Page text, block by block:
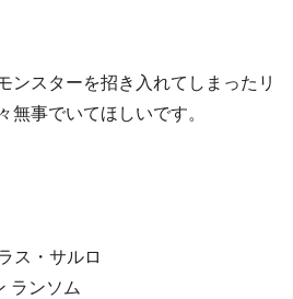
ンスターを招き入れてしまったリ
無事でいてほしいです。
ス・サルロ
ランソム